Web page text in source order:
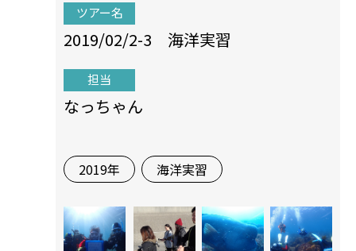
ツアー名
2019/02/2-3 海洋実習
担当
なっちゃん
2019年 海洋実習